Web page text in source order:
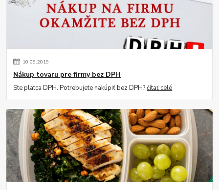
10.09.2019
Nákup tovaru pre firmy bez DPH
Ste platca DPH. Potrebujete nakúpiť bez DPH?čítať celé